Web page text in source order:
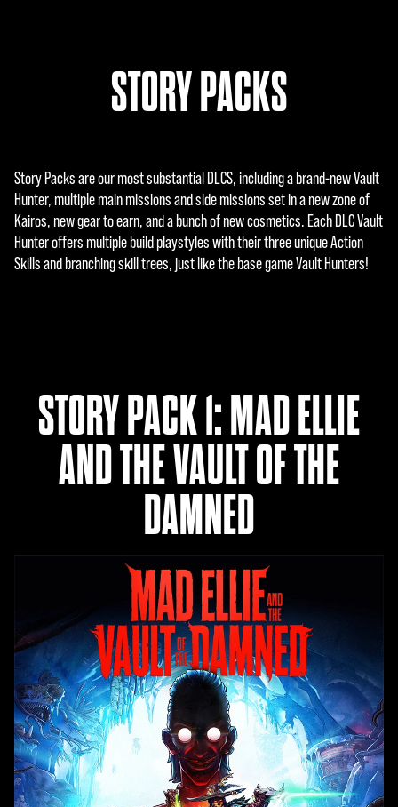
STORY PACKS
Story Packs are our most substantial DLCS, including a brand-new Vault
Hunter, multiple main missions and side missions set in a new zone of
Kairos, new gear to earn, and a bunch of new cosmetics. Each DLC Vault
Hunter offers multiple build playstyles with their three unique Action
Skills and branching skill trees, just like the base game Vault Hunters!
STORY PACK 1: MAD ELLIE
AND THE VAULT OF THE
DAMNED